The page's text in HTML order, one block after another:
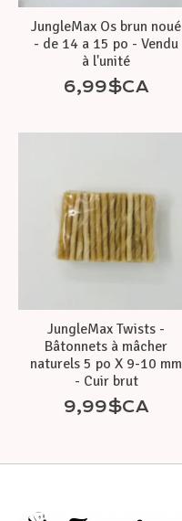
JungleMax Os brun noué
- de 14 a 15 po - Vendu
à l'unité
6,99$CA
JungleMax Twists -
Bâtonnets à mâcher
naturels 5 po X 9-10 mm
- Cuir brut
9,99$CA